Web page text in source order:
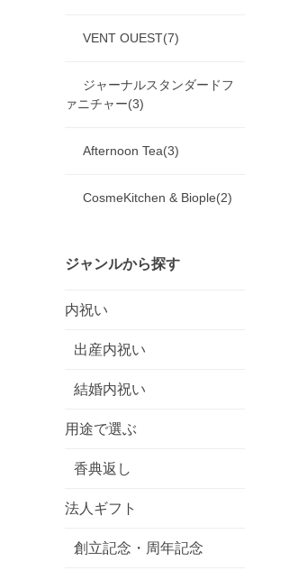
VENT OUEST(7)
ジャーナルスタンダードフ
ァニチャー(3)
Afternoon Tea(3)
CosmeKitchen & Biople(2)
ジャンルから探す
内祝い
出産内祝い
結婚内祝い
用途で選ぶ
香典返し
法人ギフト
創立記念・周年記念